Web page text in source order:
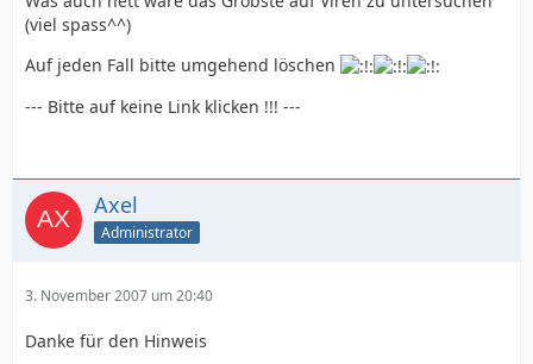
(viel spass^^)
Auf jeden Fall bitte umgehend löschen
--- Bitte auf keine Link klicken !!! ---
Axel
Administrator
3. November 2007 um 20:40
Danke für den Hinweis